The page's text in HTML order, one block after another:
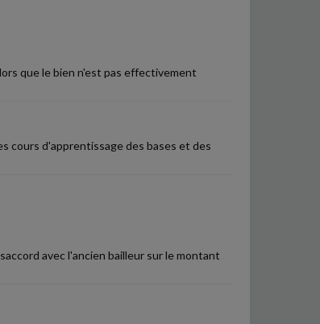
que le bien n'est pas effectivement
cours d'apprentissage des bases et des
avec l'ancien bailleur sur le montant